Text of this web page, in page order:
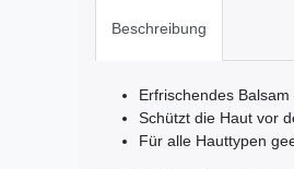
Beschreibung
Erfrischendes
Schützt die Haut vor
Für alle Hauttypen